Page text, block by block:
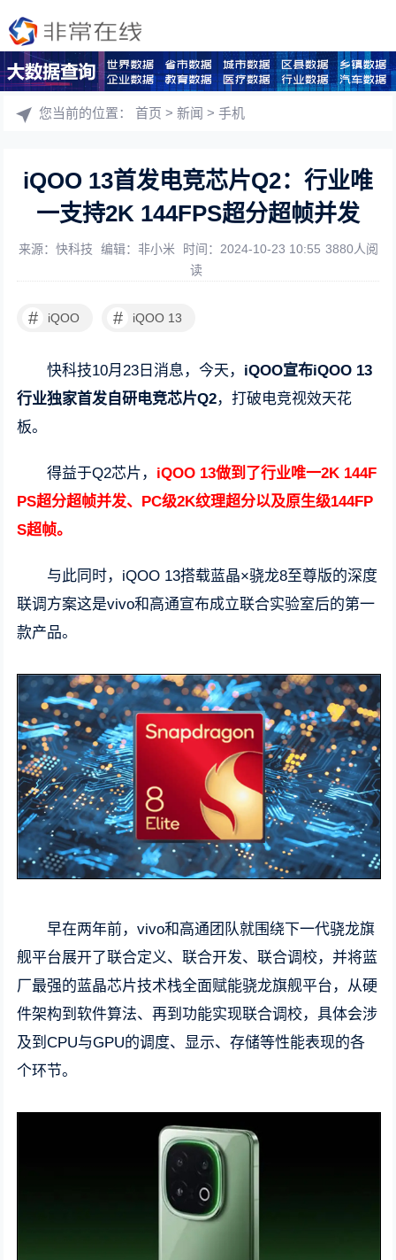
您当前的位置：首页 >新闻 >手机
iQOO 13首发电竞芯片Q2：行业唯
一支持2K 144FPS超分超帧并发
来源：快科技 编辑：非小米 时间：2024-10-23 10:55 3880人阅
读
# iQOO # iQOO 13
快科技10月23日消息，今天， iQOO宣布iQOO 13
行业独家首发自研电竞芯片Q2，打破电竞视效天花
板。
得益于Q2芯片， iQOO 13做到了行业唯一2K 144F
PS超分超帧并发、PC级2K纹理超分以及原生级144FP
S超帧。
与此同时，iQOO 13搭载蓝晶×骁龙8至尊版的深度
联调方案这是vivo和高通宣布成立联合实验室后的第一
款产品。
早在两年前，vivo和高通团队就围绕下一代骁龙旗
舰平台展开了联合定义、联合开发、联合调校，并将蓝
厂最强的蓝晶芯片技术栈全面赋能骁龙旗舰平台，从硬
件架构到软件算法、再到功能实现联合调校，具体会涉
及到CPU与GPU的调度、显示、存储等性能表现的各
个环节。 ​​​